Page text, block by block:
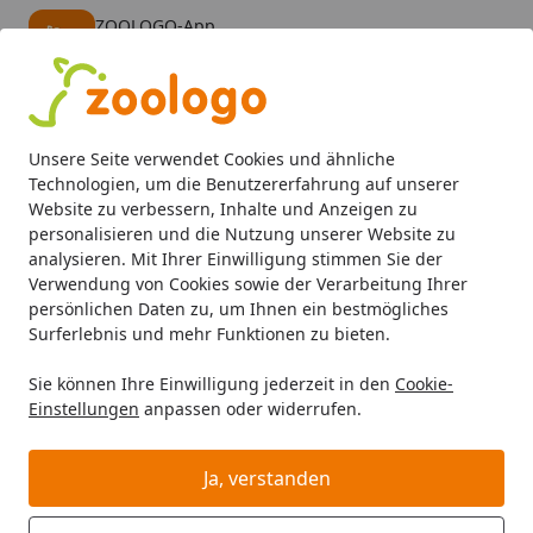
Unsere Seite verwendet Cookies und ähnliche
Technologien, um die Benutzererfahrung auf unserer
Website zu verbessern, Inhalte und Anzeigen zu
personalisieren und die Nutzung unserer Website zu
analysieren. Mit Ihrer Einwilligung stimmen Sie der
Verwendung von Cookies sowie der Verarbeitung Ihrer
persönlichen Daten zu, um Ihnen ein bestmögliches
Surferlebnis und mehr Funktionen zu bieten.
Sie können Ihre Einwilligung jederzeit in den Cookie-
Einstellungen anpassen oder widerrufen.
Ja, verstanden
ZOOLOGO-App
Alle Produkte
Mein Konto
Suchen
Startseite
Hund Hundefutter BARF & Frostfutter Zusätze
bosch Vi-Min 1 Kilogramm